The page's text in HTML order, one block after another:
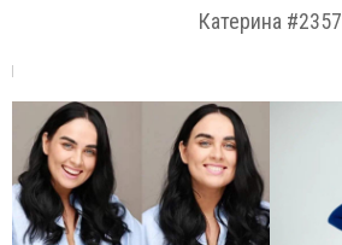
Катерина #2357